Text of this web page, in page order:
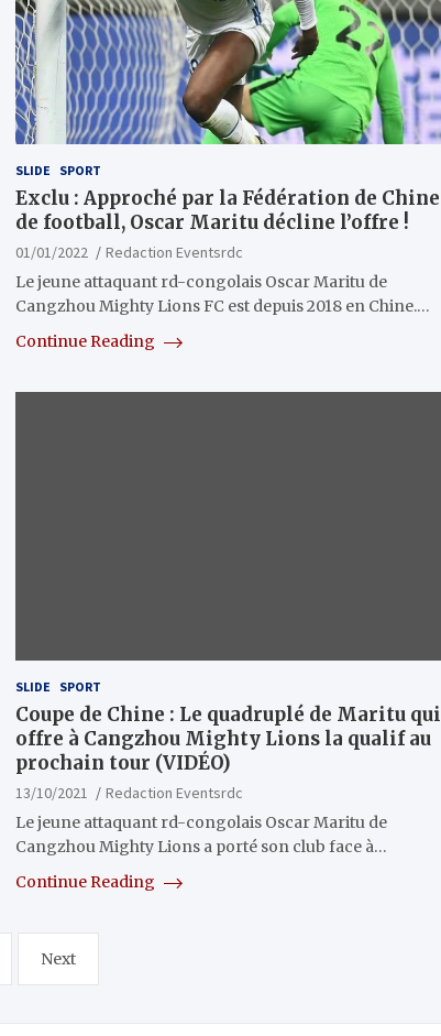
SLIDE SPORT
Exclu : Approché par la Fédération de Chine
de football, Oscar Maritu décline l’offre !
01/01/2022
Redaction Eventsrdc
Le jeune attaquant rd-congolais Oscar Maritu de
Cangzhou Mighty Lions FC est depuis 2018 en Chine.…
Continue Reading
SLIDE SPORT
Coupe de Chine : Le quadruplé de Maritu qui
offre à Cangzhou Mighty Lions la qualif au
prochain tour (VIDÉO)
13/10/2021
Redaction Eventsrdc
Le jeune attaquant rd-congolais Oscar Maritu de
Cangzhou Mighty Lions a porté son club face à…
Continue Reading
Next